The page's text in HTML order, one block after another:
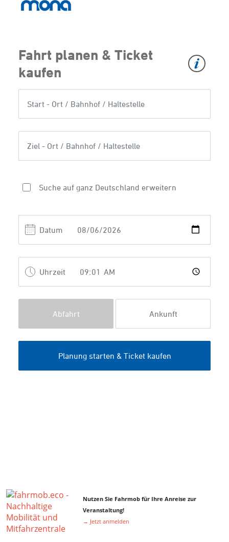
Nutzen Sie Fahrmob für Ihre Anreise zur
Veranstaltung!
→ Jetzt anmelden